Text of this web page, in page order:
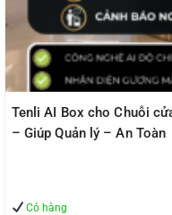
Tenli AI Box cho Chuỗi
– Giúp Quản lý – An Toàn
Có hàng